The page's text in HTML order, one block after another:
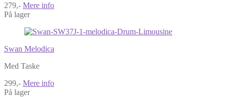
279,- Mere info
På lager
Swan Melodica
Med Taske
299,- Mere info
På lager